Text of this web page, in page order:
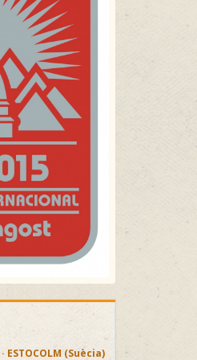
ESTOCOLM (Suècia)